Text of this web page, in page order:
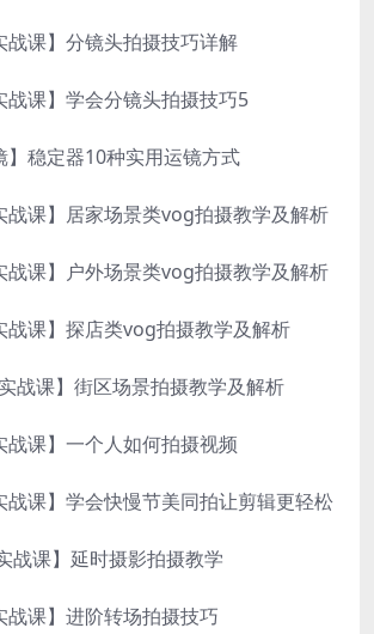
战课】分镜头拍摄技巧详解
战课】学会分镜头拍摄技巧5
】稳定器10种实用运镜方式
战课】居家场景类vog拍摄教学及解析
战课】户外场景类vog拍摄教学及解析
战课】探店类vog拍摄教学及解析
战课】街区场景拍摄教学及解析
战课】一个人如何拍摄视频
战课】学会快慢节美同拍让剪辑更轻松
战课】延时摄影拍摄教学
战课】进阶转场拍摄技巧